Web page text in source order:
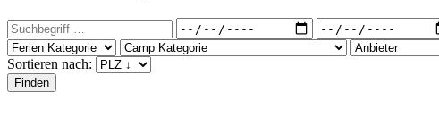
Sortieren nach: